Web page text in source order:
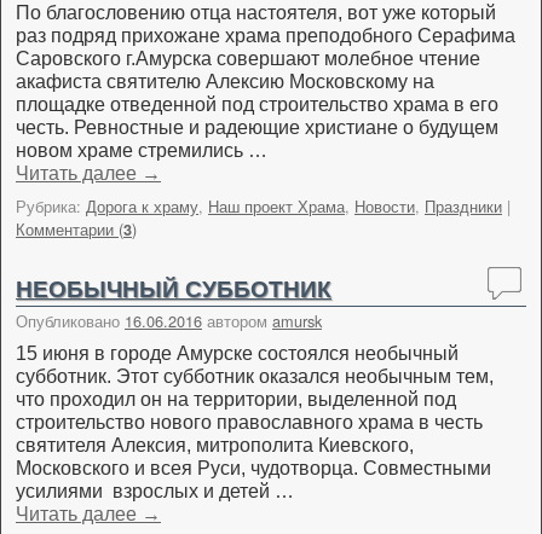
По благословению отца настоятеля, вот уже который
раз подряд прихожане храма преподобного Серафима
Саровского г.Амурска совершают молебное чтение
акафиста святителю Алексию Московскому на
площадке отведенной под строительство храма в его
честь. Ревностные и радеющие христиане о будущем
новом храме стремились …
Читать далее →
Рубрика: Дорога к храму, Наш проект Храма, Новости, Праздники |
Комментарии (3)
НЕОБЫЧНЫЙ СУББОТНИК
Опубликовано 16.06.2016 автором amursk
15 июня в городе Амурске состоялся необычный
субботник. Этот субботник оказался необычным тем,
что проходил он на территории, выделенной под
строительство нового православного храма в честь
святителя Алексия, митрополита Киевского,
Московского и всея Руси, чудотворца. Совместными
усилиями взрослых и детей …
Читать далее →